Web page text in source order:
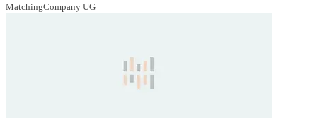
MatchingCompany UG